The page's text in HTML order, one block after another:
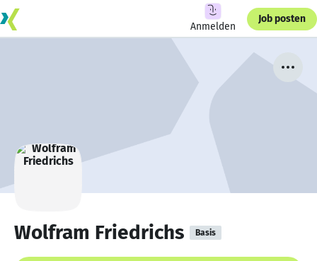
Anmelden
Job posten
Wolfram Friedrichs Basis